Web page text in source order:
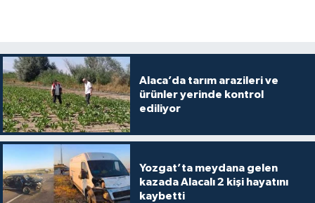
Alaca’da tarım arazileri ve
ürünler yerinde kontrol
ediliyor
Yozgat’ta meydana gelen
kazada Alacalı 2 kişi hayatını
kaybetti